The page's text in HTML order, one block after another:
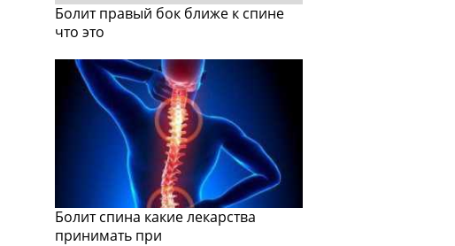
Болит правый бок ближе к спине
что это
Болит спина какие лекарства
принимать при